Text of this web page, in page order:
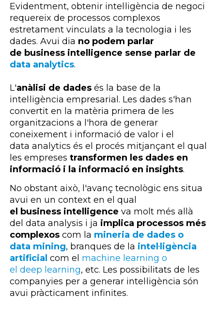
Evidentment, obtenir intel·ligència de negoci
requereix de processos complexos
estretament vinculats a la tecnologia i les
dades. Avui dia no podem parlar
de business intelligence sense parlar de
data analytics.
L'anàlisi de dades és la base de la
intel·ligència empresarial. Les dades s'han
convertit en la matèria primera de les
organitzacions a l'hora de generar
coneixement i informació de valor i el
data analytics és el procés mitjançant el qual
les empreses transformen les dades en
informació i la informació en insights.
No obstant això, l'avanç tecnològic ens situa
avui en un context en el qual
el business intelligence va molt més allà
del data analysis i ja implica processos més
complexos com la mineria de dades o
data mining, branques de la intel·ligència
artificial com el machine learning o
el deep learning, etc. Les possibilitats de les
companyies per a generar intel·ligència són
avui pràcticament infinites.